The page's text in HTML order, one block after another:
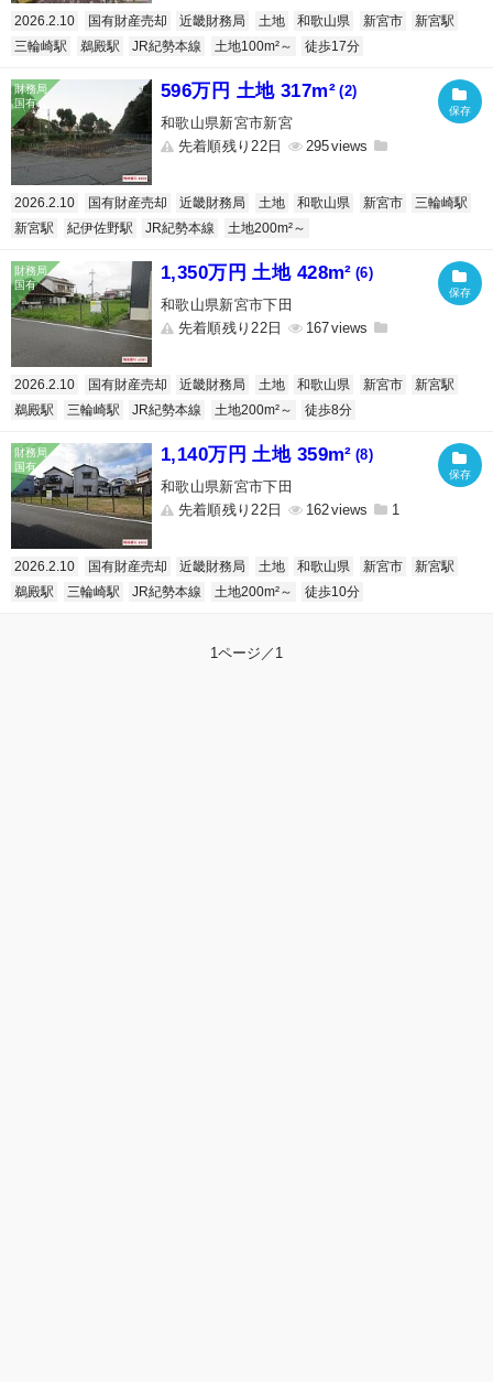
2026.2.10 国有財産売却 近畿財務局 土地 和歌山県 新宮市
新宮駅
三輪崎駅
鵜殿駅 JR紀勢本線 土地100m²～ 徒歩17分
596万円 土地 317m² (2)
和歌山県新宮市新宮
先着順残り22日
295
2026.2.10 国有財産売却 近畿財務局 土地 和歌山県 新宮市
三輪崎駅
新宮駅
紀伊佐野駅 JR紀勢本線 土地200m²～
1,350万円 土地 428m² (6)
和歌山県新宮市下田
先着順残り22日
167
2026.2.10 国有財産売却 近畿財務局 土地 和歌山県 新宮市
新宮駅
鵜殿駅
三輪崎駅 JR紀勢本線 土地200m²～ 徒歩8分
1,140万円 土地 359m² (8)
和歌山県新宮市下田
先着順残り22日
162 1
2026.2.10 国有財産売却 近畿財務局 土地 和歌山県 新宮市
新宮駅
鵜殿駅
三輪崎駅 JR紀勢本線 土地200m²～ 徒歩10分
1ページ／1